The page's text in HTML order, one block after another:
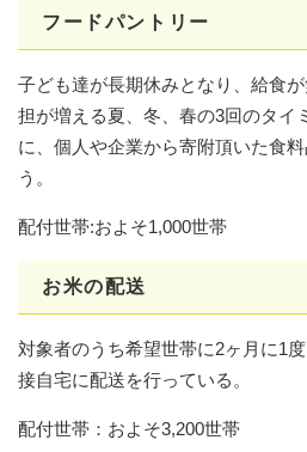
​フードパントリー​
子ども達が長期休みとなり、給食
担が増える夏、冬、春の3回のタイ
に、個人や企業から寄附頂いた食
う。
配付世帯:およそ1,000世帯
お米の配送​
対象者のうち希望世帯に2ヶ月に1
接自宅に配送を行っている。
配付世帯：およそ3,200世帯